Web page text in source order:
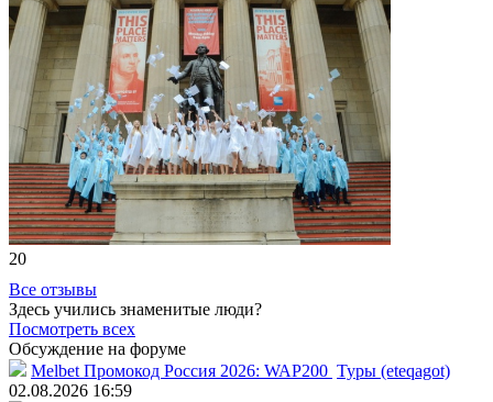
20
Все отзывы
Здесь учились знаменитые люди?
Посмотреть всех
Обсуждение на форуме
Melbet Промокод Россия 2026: WAP200 Туры (eteqagot)
02.08.2026 16:59